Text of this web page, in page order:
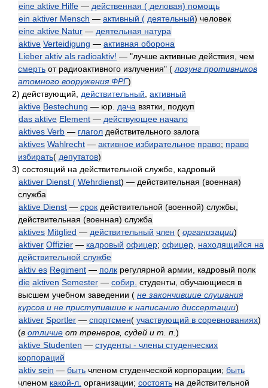
eine aktive Hilfe — действенная ( деловая) помощь
ein aktiver Mensch — активный ( деятельный) человек
eine aktive Natur — деятельная натура
aktive Verteidigung — активная оборона
Lieber aktiv als radioaktiv! — "лучше активные действия, чем
смерть от радиоактивного излучения" ( лозунг противников
атомного вооружения ФРГ)
2) действующий, действительный активный
aktive Bestechung — юр. дача взятки, подкуп
das aktive Element — действующее начало
aktives Verb — глагол действительного залога
aktives Wahlrecht — активное избирательное право; право
избирать( депутатов)
3) состоящий на действительной службе, кадровый
aktiver Dienst ( Wehrdienst) — действительная (военная)
служба
aktive Dienst — срок действительной (военной) службы,
действительная (военная) служба
aktives Mitglied — действительный член ( организации)
aktiver Offizier — кадровый офицер; офицер находящийся на
действительной службе
aktiv es Regiment — полк регулярной армии, кадровый полк
die aktiven Semester — собир. студенты, обучающиеся в
высшем учебном заведении ( не закончившие слушания
курсов и не приступившие к написанию диссертации)
aktiver Sportler — спортсмен( участвующий в соревнованиях)
(в отличие от тренеров, судей и т. п. )
aktive Studenten — студенты - члены студенческих
корпораций
aktiv sein — быть членом студенческой корпорации; быть
членом какой-л. организации; состоять на действительной